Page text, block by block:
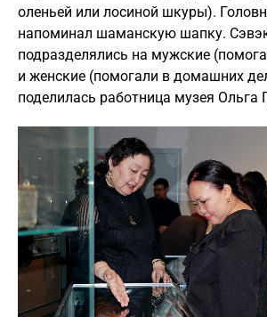
оленьей или лосиной шкуры).
напоминал шаманскую шапку.
подразделялись на мужские
и женские (помогали в домашних
поделилась работница музея Ольга